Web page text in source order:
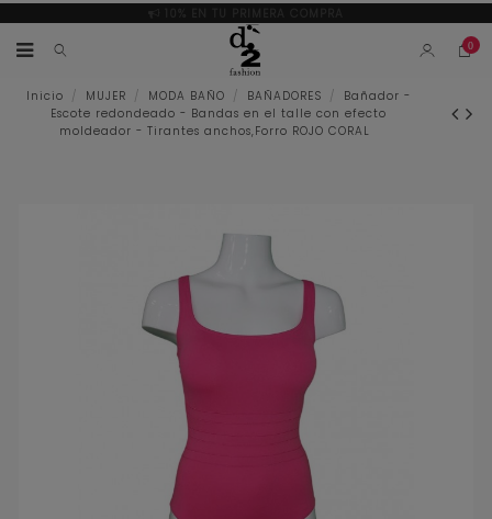
0
Inicio MUJER MODA BAÑO BAÑADORES
Bañador -
Escote redondeado - Bandas en el talle con efecto
moldeador - Tirantes anchos,Forro ROJO CORAL